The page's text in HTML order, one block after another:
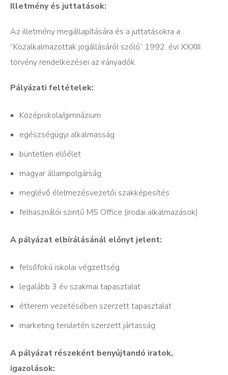
Illetmény és juttatások:
Az illetmény megállapítására és a juttatásokra a
“Közalkalmazottak jogállásáról szóló” 1992. évi XXXIII.
törvény rendelkezései az irányadók.
Pályázati feltételek:
Középiskola/gimnázium
egészségügyi alkalmasság
büntetlen előélet
magyar állampolgárság
meglévő élelmezésvezetői szakképesítés
felhasználói szintű MS Office (irodai alkalmazások)
A pályázat elbírálásánál előnyt jelent:
felsőfokú iskolai végzettség
legalább 3 év szakmai tapasztalat
étterem vezetésében szerzett tapasztalat
marketing területén szerzett jártasság
A pályázat részeként benyújtandó iratok,
igazolások: